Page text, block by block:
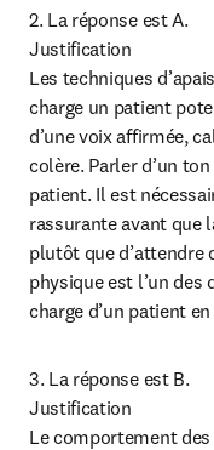
2. La réponse est A.
Justification
Les techniques
charge un patient
d’une voix affirmée,
colère. Parler d’un
patient. Il est
rassurante avant que
plutôt que d’attendre
physique est l’un des
charge d’un patient
3. La réponse est B.
Justification
Le comportement